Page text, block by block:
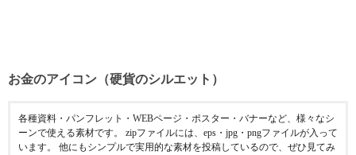
お金のアイコン（硬貨のシルエット）
各種資料・パンフレット・WEBページ・ポスター・バナーなど、様々なシ
ーンで使える素材です。 zipファイルには、eps・jpg・pngファイルが入って
います。 他にもシンプルで実用的な素材を投稿しているので、ぜひ見てみ